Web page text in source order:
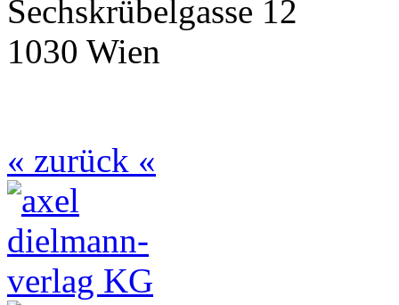
Sechskrübelgasse 12
1030 Wien
« zurück «